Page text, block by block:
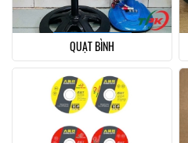
QUẠT BÌNH